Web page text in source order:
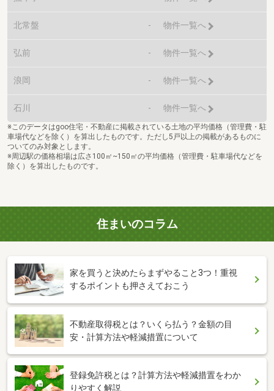
北常盤 - 物件一覧へ
弘前 - 物件一覧へ
浪岡 - 物件一覧へ
石川 - 物件一覧へ
※このデータはgoo住宅・不動産に掲載されている土地の平均価格（管理費・駐
車場代などを除く）を算出したものです。ただし5戸以上の掲載があるものに
ついてのみ対象とします。
※周辺駅の価格相場は広さ100㎡~150㎡の平均価格（管理費・駐車場代などを
除く）を算出したものです。
住まいのコラム
家を買うと決めたらまずやること3つ！重視
するポイントも押さえておこう
不動産取得税とは？いくら払う？金額の目
安・計算方法や軽減措置について
登録免許税とは？計算方法や軽減措置をわか
りやすく解説